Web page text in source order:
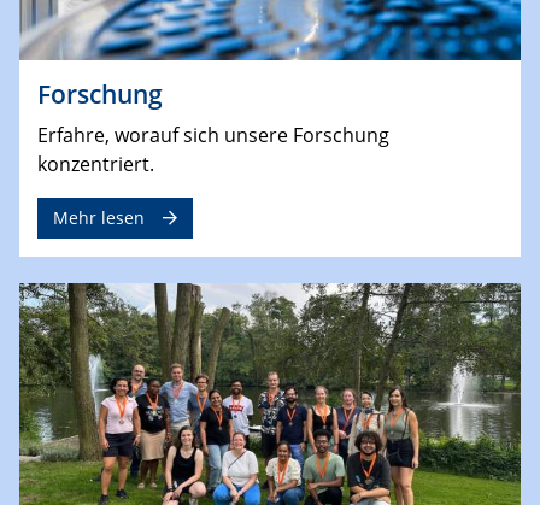
Forschung
Erfahre, worauf sich unsere Forschung
konzentriert.
Mehr lesen